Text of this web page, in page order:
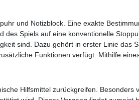
und Notizblock. Eine exakte
Spiels auf eine konventionelle
sind. Dazu gehört in erster Linie das
Funktionen verfügt. Mithilfe
Hilfsmittel zurückgreifen.